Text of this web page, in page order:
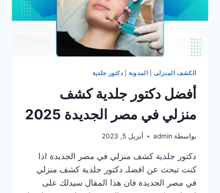
الكشف المنزلى| المدونة دكتور جلدية
أفضل دكتور جلدية كشف
منزلي في مصر الجديدة 2025
بواسطة admin أبريل 5, 2023
دكتور جلدية كشف منزلي في مصر الجديدة اذا
كنت تبحث عن افضلـ دكتور جلدية كشف منزلي
في مصر الجديدة فان هذا المقال سيدلك على